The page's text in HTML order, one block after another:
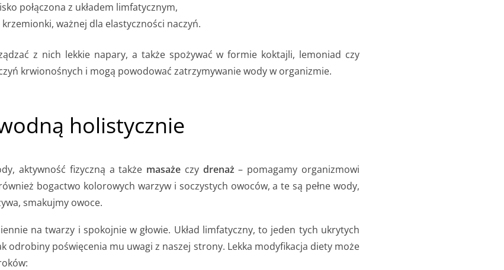
połączona z układem limfatycznym,
ważnej dla elastyczności naczyń.
z nich lekkie napary, a także spożywać w formie koktajli, lemoniad czy
krwionośnych i mogą powodować zatrzymywanie wody w organizmie.
holistycznie
aktywność fizyczną a także masaże czy drenaż– pomagamy organizmowi
bogactwo kolorowych warzyw i soczystych owoców, a te są pełne wody,
smakujmy owoce.
na twarzy i spokojnie w głowie. Układ limfatyczny, to jeden tych ukrytych
poświęcenia mu uwagi z naszej strony. Lekka modyfikacja diety może